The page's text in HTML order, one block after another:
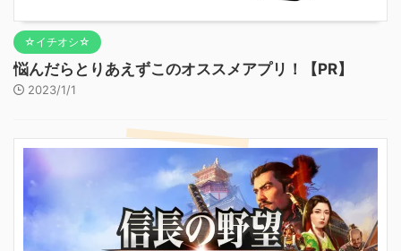
☆イチオシ☆
悩んだらとりあえずこのオススメアプリ！【PR】
2023/1/1